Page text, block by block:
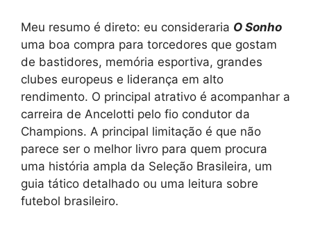
Meu resumo é direto: eu consideraria O Sonho
uma boa compra para torcedores que gostam
de bastidores, memória esportiva, grandes
clubes europeus e liderança em alto
rendimento. O principal atrativo é acompanhar a
carreira de Ancelotti pelo fio condutor da
Champions. A principal limitação é que não
parece ser o melhor livro para quem procura
uma história ampla da Seleção Brasileira, um
guia tático detalhado ou uma leitura sobre
futebol brasileiro.